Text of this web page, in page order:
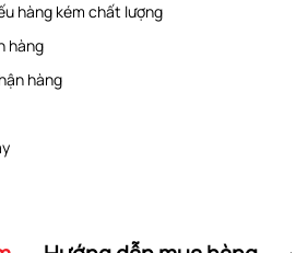
hàng kém chất lượng
hàng
hàng